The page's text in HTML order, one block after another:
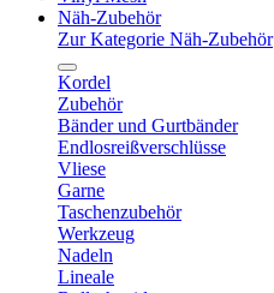
Näh-Zubehör
Zur Kategorie Näh-Zubehör
Kordel
Zubehör
Bänder und Gurtbänder
Endlosreißverschlüsse
Vliese
Garne
Taschenzubehör
Werkzeug
Nadeln
Lineale